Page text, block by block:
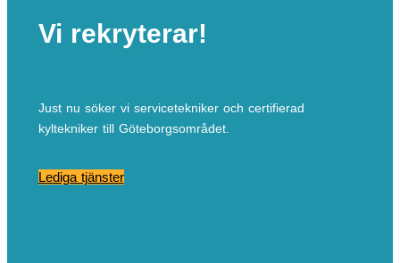
Vi rekryterar!
Just nu söker vi servicetekniker och certifierad
kyltekniker till Göteborgsområdet.
Lediga tjänster